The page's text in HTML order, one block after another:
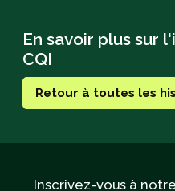
En savoir plus sur
CQI
Retour à toutes les
Inscrivez-vous à